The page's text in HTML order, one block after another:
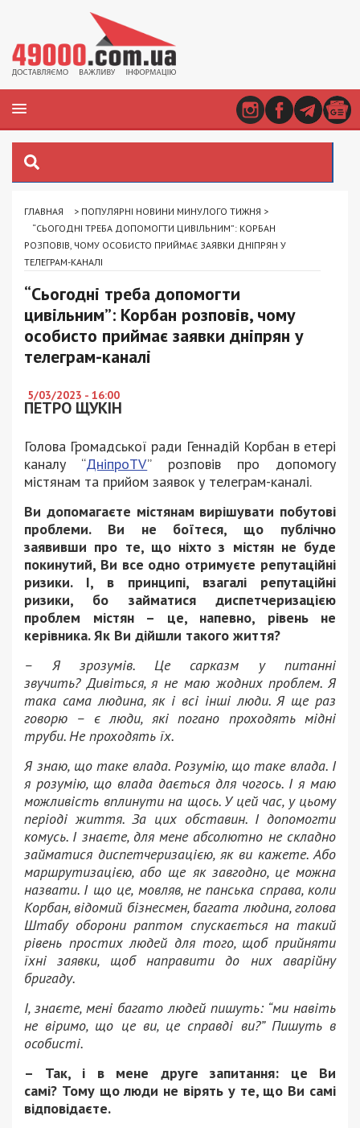
ГЛАВНАЯ > ПОПУЛЯРНІ НОВИНИ МИНУЛОГО ТИЖНЯ >
“СЬОГОДНІ ТРЕБА ДОПОМОГТИ ЦИВІЛЬНИМ”: КОРБАН
РОЗПОВІВ, ЧОМУ ОСОБИСТО ПРИЙМАЄ ЗАЯВКИ ДНІПРЯН У
ТЕЛЕГРАМ-КАНАЛІ
“Сьогодні треба допомогти
цивільним”: Корбан розповів, чому
особисто приймає заявки дніпрян у
телеграм-каналі
5/03/2023 - 16:00
ПЕТРО ЩУКІН
Голова Громадської ради Геннадій Корбан в етері
каналу “ДніпроTV” розповів про допомогу
містянам та прийом заявок у телеграм-каналі.
Ви допомагаєте містянам вирішувати побутові
проблеми.
Ви не боїтеся, що публічно
заявивши про те, що ніхто з містян не буде
покинутий, Ви все одно отримуєте репутаційні
ризики.
І, в принципі, взагалі репутаційні
ризики, бо займатися диспетчеризацією
проблем містян – це, напевно, рівень не
керівника. Як Ви дійшли такого життя?
– Я зрозумів.
Це сарказм у питанні
звучить? Дивіться, я не маю жодних проблем. Я
така сама людина, як і всі інші люди. Я ще раз
говорю – є люди, які погано проходять мідні
труби. Не проходять їх.
Я знаю, що таке влада. Розумію, що таке влада. І
я розумію, що влада дається для чогось. І я маю
можливість вплинути на щось. У цей час, у цьому
періоді життя. За цих обставин. І допомогти
комусь. І знаєте, для мене абсолютно не складно
займатися диспетчеризацією, як ви кажете. Або
маршрутизацією, або ще як завгодно, це можна
назвати. І що це, мовляв, не панська справа, коли
Корбан, відомий бізнесмен, багата людина, голова
Штабу оборони раптом спускається на такий
рівень простих людей для того, щоб прийняти
їхні заявки, щоб направити до них аварійну
бригаду.
І, знаєте, мені багато людей пишуть: “ми навіть
не віримо, що це ви, це справді ви?” Пишуть в
особисті.
– Так, і в мене друге запитання: це Ви
самі? Тому що люди не вірять у те, що Ви самі
відповідаєте.